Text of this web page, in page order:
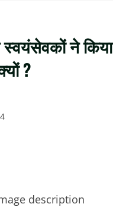
ने किया
?
description